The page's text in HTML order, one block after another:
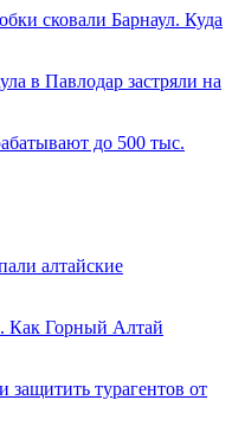
сковали Барнаул. Куда
в Павлодар застряли на
до 500 тыс.
алтайские
Как Горный Алтай
турагентов от